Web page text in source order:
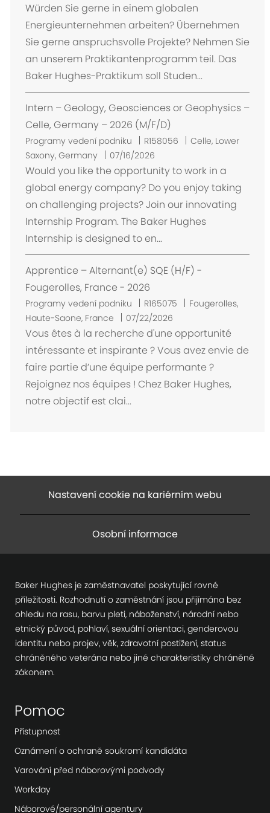
í
s
t
n
í
Würden Sie gerne in einem globalen
Energieunternehmen arbeiten? Übernehmen
Sie gerne anspruchsvolle Projekte? Nehmen Sie
an unserem Praktikantenprogramm teil. Das
Baker Hughes-Praktikum soll Studen...
Intern – Geology, Geosciences or Geophysics –
Celle, Germany – 2026 (M/F/D)
Programy vedení podniku R158056
U
í
s
n
Celle, Lower
Saxony, Germany
07/16/2026
Would you like the opportunity to work in a
global energy company? Do you enjoy taking
on challenging projects? Join our innovating
Internship Program. The Baker Hughes
Internship is designed to en...
Apprentice – Alternant(e) SQE (H/F) -
Fougerolles, France - 2026
Programy vedení podniku R165075
U
í
s
n
Fougerolles,
Haute-Saone, France
07/22/2026
Vous êtes à la recherche d'une opportunité
intéressante et inspirante ? Vous avez envie de
faire partie d’une équipe performante ?
Rejoignez nos équipes ! Chez Baker Hughes,
notre objectif est clai...
Nastavení cookie na kariérním webu
Osobní informace
Baker Hughes je zaměstnavatel poskytující rovné
příležitosti. Rozhodnutí o zaměstnání jsou přijímána bez
ohledu na rasu, barvu pleti, náboženství, národní nebo
etnický původ, pohlaví, sexuální orientaci, genderovou
identitu nebo projev, věk, zdravotní postižení, status
chráněného veterána nebo jiné charakteristiky chráněné
zákonem.
Pomoc
Přístupnost
Oznámení o ochraně soukromí kandidáta
Varování před náborovými podvody
Workday
Náborové/personální agentury